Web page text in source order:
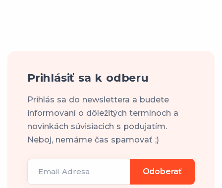
Prihlásiť sa k odberu
Prihlás sa do newslettera a budete
informovaní o dôležitých termínoch a
novinkách súvisiacich s podujatím.
Neboj, nemáme čas spamovať ;)
Email Adresa Odoberať